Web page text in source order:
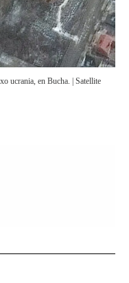
ucrania, en Bucha. | Satellite